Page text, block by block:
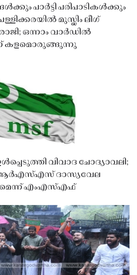
പാർട്ടി പരിപാടികൾക്കും
മുസ്ലിം ലീഗ്
ഒന്നാം വാർഡിൽ
കളമൊരുങ്ങുന്നു
വിവാദ ചോദ്യാവലി;
ആർഎസ്എസ് ദാസ്യവേല
എംഎസ്എഫ്